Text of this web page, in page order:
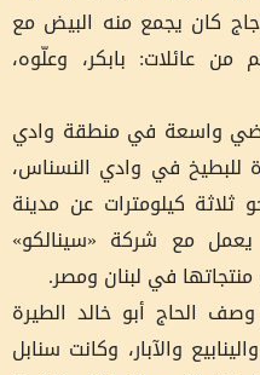
كان يجمع منه البيض مع
عائلات: بابكر، وعلّوه،
واسعة في منطقة وادي
للبطيخ في وادي النسناس،
كيلومترات عن مدينة
مع شركة «سينالكو»
منتجاتها في لبنان ومصر.
الحاج أبو خالد الطيرة
والآبار، وكانت سنابل